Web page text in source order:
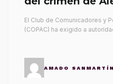
El Club de Comunicadores y
(COPAC) ha exigido a
AMADO